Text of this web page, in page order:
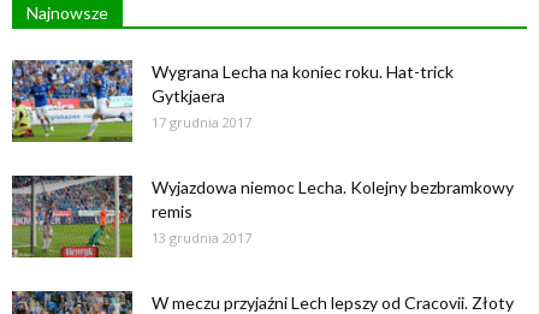
Najnowsze
Wygrana Lecha na koniec roku. Hat-trick
Gytkjaera
17 grudnia 2017
Wyjazdowa niemoc Lecha. Kolejny bezbramkowy
remis
13 grudnia 2017
W meczu przyjaźni Lech lepszy od Cracovii. Złoty